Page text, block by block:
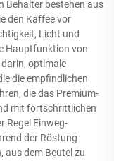
Behälter bestehen aus
den Kaffee vor
Licht und
Hauptfunktion von
optimale
die empfindlichen
die das Premium-
mit fortschrittlichen
Regel Einweg-
der Röstung
aus dem Beutel zu